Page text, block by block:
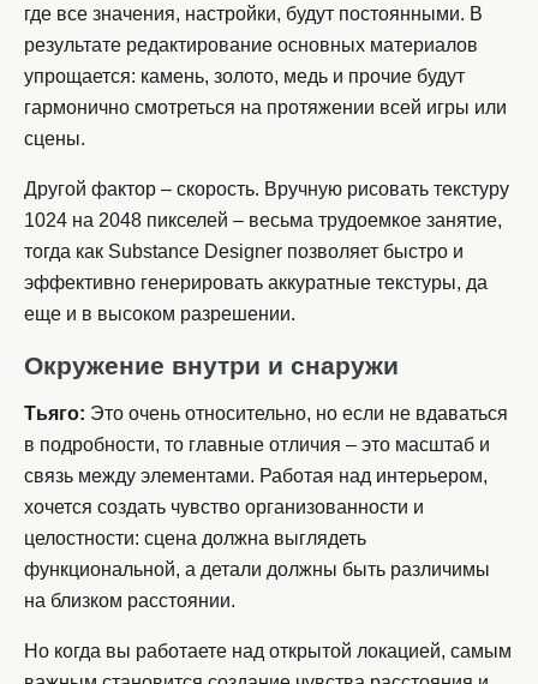
где все значения, настройки, будут постоянными. В
результате редактирование основных материалов
упрощается: камень, золото, медь и прочие будут
гармонично смотреться на протяжении всей игры или
сцены.
Другой фактор – скорость. Вручную рисовать текстуру
1024 на 2048 пикселей – весьма трудоемкое занятие,
тогда как Substance Designer позволяет быстро и
эффективно генерировать аккуратные текстуры, да
еще и в высоком разрешении.
Окружение внутри и снаружи
Тьяго: Это очень относительно, но если не вдаваться
в подробности, то главные отличия – это масштаб и
связь между элементами. Работая над интерьером,
хочется создать чувство организованности и
целостности: сцена должна выглядеть
функциональной, а детали должны быть различимы
на близком расстоянии.
Но когда вы работаете над открытой локацией, самым